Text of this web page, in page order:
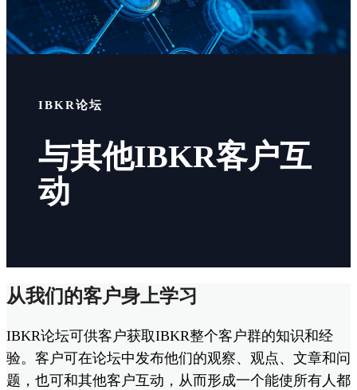
IBKR论坛
与其他IBKR客户互
动
从我们的客户身上学习
IBKR论坛可供客户获取IBKR整个客户群的知识和经
验。客户可在论坛中发布他们的观察、观点、文章和问
题，也可和其他客户互动，从而形成一个能使所有人都